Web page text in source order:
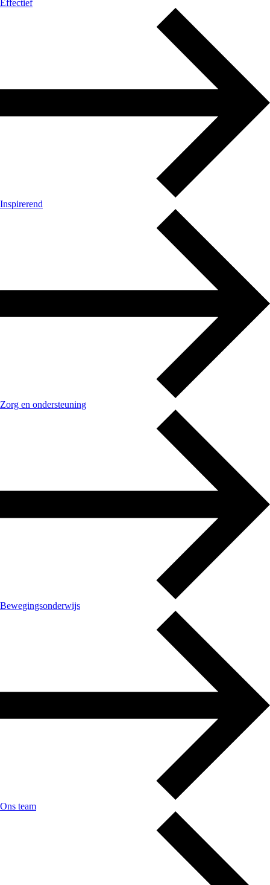
Effectief
Inspirerend
Zorg en ondersteuning
Bewegingsonderwijs
Ons team